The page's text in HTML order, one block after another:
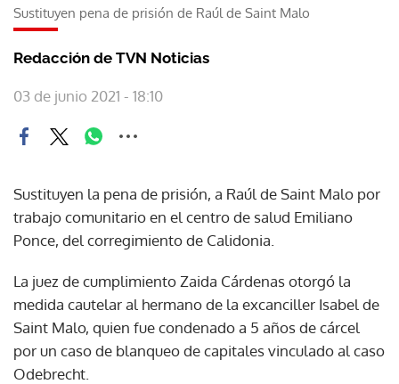
Sustituyen pena de prisión de Raúl de Saint Malo
Redacción de TVN Noticias
03 de junio 2021 - 18:10
Sustituyen la pena de prisión, a Raúl de Saint Malo por
trabajo comunitario en el centro de salud Emiliano
Ponce, del corregimiento de Calidonia.
La juez de cumplimiento Zaida Cárdenas otorgó la
medida cautelar al hermano de la excanciller Isabel de
Saint Malo, quien fue condenado a 5 años de cárcel
por un caso de blanqueo de capitales vinculado al caso
Odebrecht.